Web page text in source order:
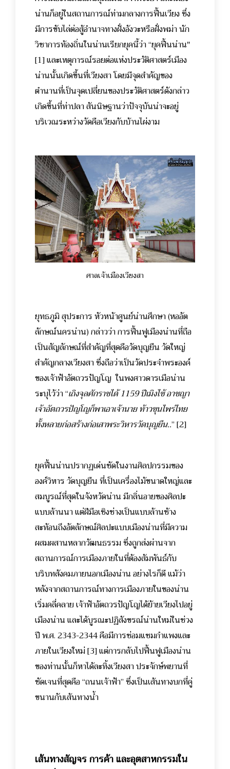
น่านก็อยู่ในสถานการณ์ท่ามกลางการฟื้นเวียง ซึ่ง
มีการขับไล่ต่อสู้อำนาจทางฝั่งอังวะหรือฝั่งพม่า นัก
วิชาการท้องถิ่นในน่านเรียกยุคนี้ว่า “ยุคฟื้นน่าน"
[1] และเหตุการณ์รอยต่อแห่งประวัติศาสตร์เมือง
น่านนั้นเกิดขึ้นที่เวียงสา โดยมีจุดสำคัญของ
ตำนานที่เป็นจุดเปลี่ยนของประวัติศาสตร์ดังกล่าว
เกิดขึ้นที่ท่าปลา สันนิษฐานว่าปัจจุบันน่าจะอยู่
บริเวณระหว่างวัดคือเวียงกับบ้านไผ่งาม
ศาลเจ้าเมืองเวียงสา
ยุทธภูมิ สุประการ หัวหน้าศูนย์น่านศึกษา (หออัต
ลักษณ์นครน่าน) กล่าวว่า การฟื้นฟูเมืองน่านที่ถือ
เป็นสัญลักษณ์ที่สำคัญที่สุดคือวัดบุญยืน วัดใหญ่
สำคัญกลางเวียงสา ซึ่งถือว่าเป็นวัดประจำพระองค์
ของเจ้าฟ้าอัตถวรปัญโญ ในพงศาวดารเมือน่าน
ระบุไว้ว่า “เถิงจุลศักราชได้ 1159 ปีเมิงไซ้ อาชญา
เจ้าอัตถวรปัญโญก็พาเอาเจ้านาย ท้าวขุนไพร่ไทย
ทั้งหลายก่อสร้างก่อเสาพระวิหารวัดบุญยืน..”[2]
ยุคฟื้นน่านปรากฏเด่นชัดในงานศิลปกรรมของ
องค์วิหาร วัดบุญยืน ที่เป็นเครื่องไม้ขนาดใหญ่และ
สมบูรณ์ที่สุดในจังหวัดน่าน มีกลิ่นอายของศิลปะ
แบบล้านนา แต่ฝีมือเชิงช่างเป็นแบบล้านช้าง
สะท้อนถึงอัตลักษณ์ศิลปะแบบเมืองน่านที่มีความ
ผสมผสานหลากวัฒนธรรม ซึ่งถูกส่งผ่านจาก
สถานการณ์การเมืองภายในที่ต้องสัมพันธ์กับ
บริบทสังคมภายนอกเมืองน่านอย่างไรก็ดี แม้ว่า
หลังจากสถานการณ์ทางการเมืองภายในของน่าน
เริ่มคลี่คลาย เจ้าฟ้าอัตถวรปัญโญได้ย้ายเวียงไปอยู่
เมืองน่าน และได้บูรณะปฏิสังขรณ์น่านใหม่ในช่วง
ปี พ.ศ. 2343-2344 คือมีการซ่อมแซมกำแพงและ
ภายในเวียงใหม่[3] แต่การกลับไปฟื้นฟูเมืองน่าน
ของท่านนั้นก็หาได้ละทิ้งเวียงสา ประจักษ์พยานที่
ชัดเจนที่สุดคือ “ถนนเจ้าฟ้า” ซึ่งเป็นเส้นทางบกที่คู่
ขนานกับเส้นทางน้ำ
เส้นทางสัญจร การค้า และอุตสาหกรรมใน